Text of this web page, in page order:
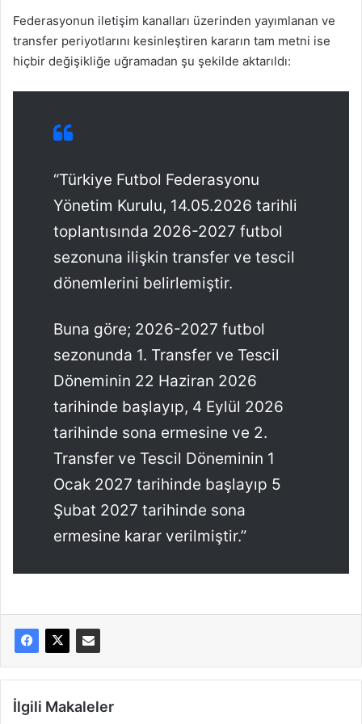
Federasyonun iletişim kanalları üzerinden yayımlanan ve
transfer periyotlarını kesinleştiren kararın tam metni ise
hiçbir değişikliğe uğramadan şu şekilde aktarıldı:
“Türkiye Futbol Federasyonu
Yönetim Kurulu, 14.05.2026 tarihli
toplantısında 2026-2027 futbol
sezonuna ilişkin transfer ve tescil
dönemlerini belirlemiştir.
Buna göre; 2026-2027 futbol
sezonunda 1. Transfer ve Tescil
Döneminin 22 Haziran 2026
tarihinde başlayıp, 4 Eylül 2026
tarihinde sona ermesine ve 2.
Transfer ve Tescil Döneminin 1
Ocak 2027 tarihinde başlayıp 5
Şubat 2027 tarihinde sona
ermesine karar verilmiştir.”
İlgili Makaleler